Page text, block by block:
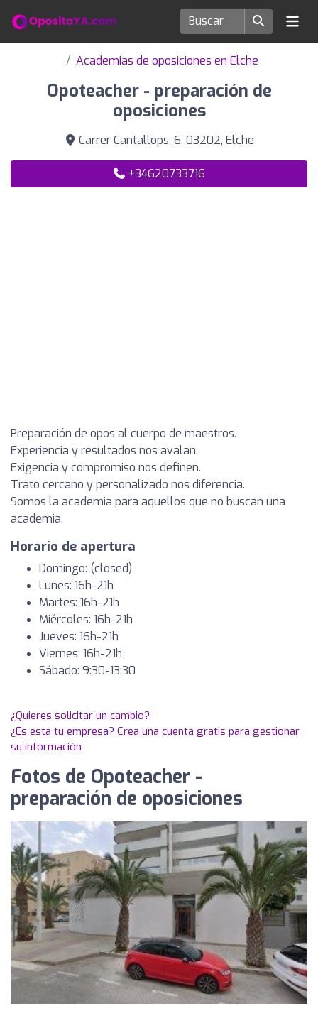
Academias de oposiciones en Elche
Opoteacher - preparación de
oposiciones
Carrer Cantallops, 6, 03202, Elche
+34620733716
Preparación de opos al cuerpo de maestros.
Experiencia y resultados nos avalan.
Exigencia y compromiso nos definen.
Trato cercano y personalizado nos diferencia.
Somos la academia para aquellos que no buscan una
academia.
Horario de apertura
Domingo: (closed)
Lunes: 16h-21h
Martes: 16h-21h
Miércoles: 16h-21h
Jueves: 16h-21h
Viernes: 16h-21h
Sábado: 9:30-13:30
¿Quieres solicitar un cambio?
¿Es esta tu empresa? Crea una cuenta gratis para gestionar
su información
Fotos de Opoteacher -
preparación de oposiciones